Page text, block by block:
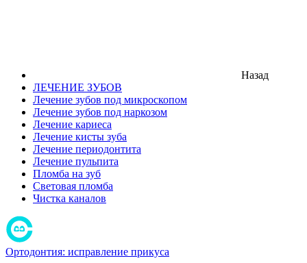
Назад
ЛЕЧЕНИЕ ЗУБОВ
Лечение зубов под микроскопом
Лечение зубов под наркозом
Лечение кариеса
Лечение кисты зуба
Лечение периодонтита
Лечение пульпита
Пломба на зуб
Световая пломба
Чистка каналов
Ортодонтия: исправление прикуса